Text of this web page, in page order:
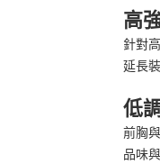
高
針對
延長
低
前胸
品味